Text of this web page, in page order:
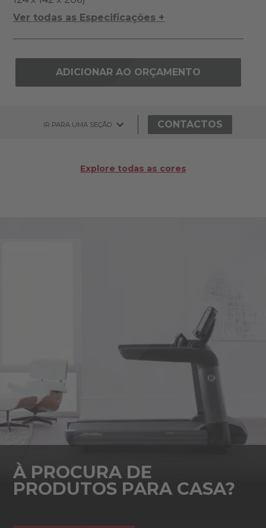
Ver todas as Especificações +
ADICIONAR AO ORÇAMENTO
IR PARA UMA SEÇÃO CONTACTOS
Explore todas as cores
À PROCURA DE
PRODUTOS PARA CASA?